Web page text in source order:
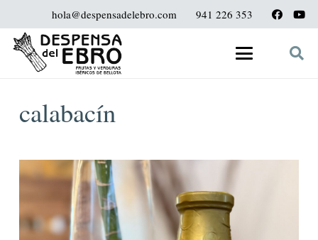
hola@despensadelebro.com 941 226 353
calabacín